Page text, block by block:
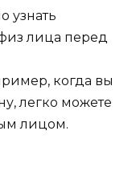
узнать
лица перед
когда вы
легко можете
лицом.